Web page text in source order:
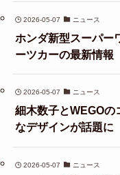
2026-05-07 ニュース
ホンダ新型スーパー
ーツカーの最新情報
2026-05-07 ニュース
細木数子とWEGOの
なデザインが話題に
2026-05-07 ニュース